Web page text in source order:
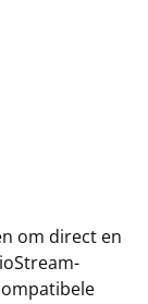
om direct en